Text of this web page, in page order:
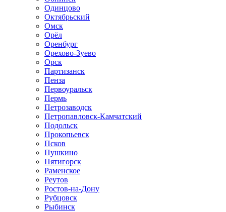
Одинцово
Октябрьский
Омск
Орёл
Оренбург
Орехово-Зуево
Орск
Партизанск
Пенза
Первоуральск
Пермь
Петрозаводск
Петропавловск-Камчатский
Подольск
Прокопьевск
Псков
Пушкино
Пятигорск
Раменское
Реутов
Ростов-на-Дону
Рубцовск
Рыбинск